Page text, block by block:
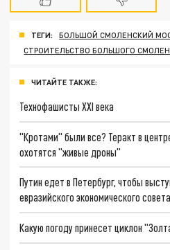
ТЕГИ:
БОЛЬШОЙ СМОЛЕНСКИЙ
СТРОИТЕЛЬСТВО БОЛЬШОГО
ЧИТАЙТЕ ТАКЖЕ:
Технофашисты XXI века
"Кротами" были все? Теракт в
охотятся "живые дроны"
Путин едет в Петербург, чтобы
евразийского экономического совета
Какую погоду принесет циклон